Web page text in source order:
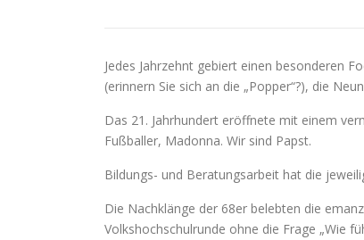
Jedes Jahrzehnt gebiert einen besonderen
(erinnern Sie sich an die „Popper“?), die
Das 21. Jahrhundert eröffnete mit einem
Fußballer, Madonna. Wir sind Papst.
Bildungs- und Beratungsarbeit hat die
Die Nachklänge der 68er belebten die
Volkshochschulrunde ohne die Frage „Wie